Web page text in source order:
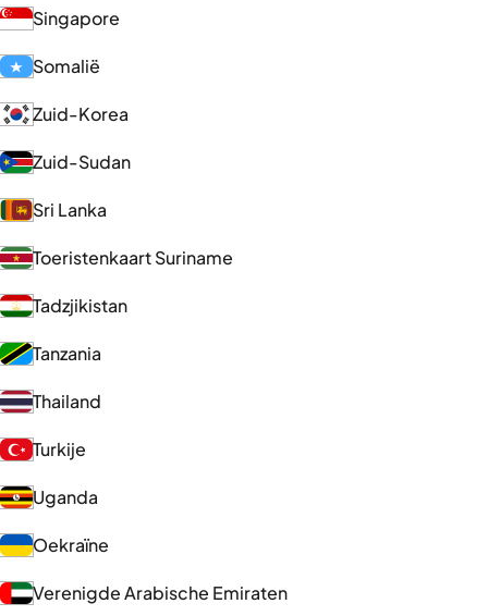
Singapore
Somalië
Zuid-Korea
Zuid-Sudan
Sri Lanka
Toeristenkaart Suriname
Tadzjikistan
Tanzania
Thailand
Turkije
Uganda
Oekraïne
Verenigde Arabische Emiraten